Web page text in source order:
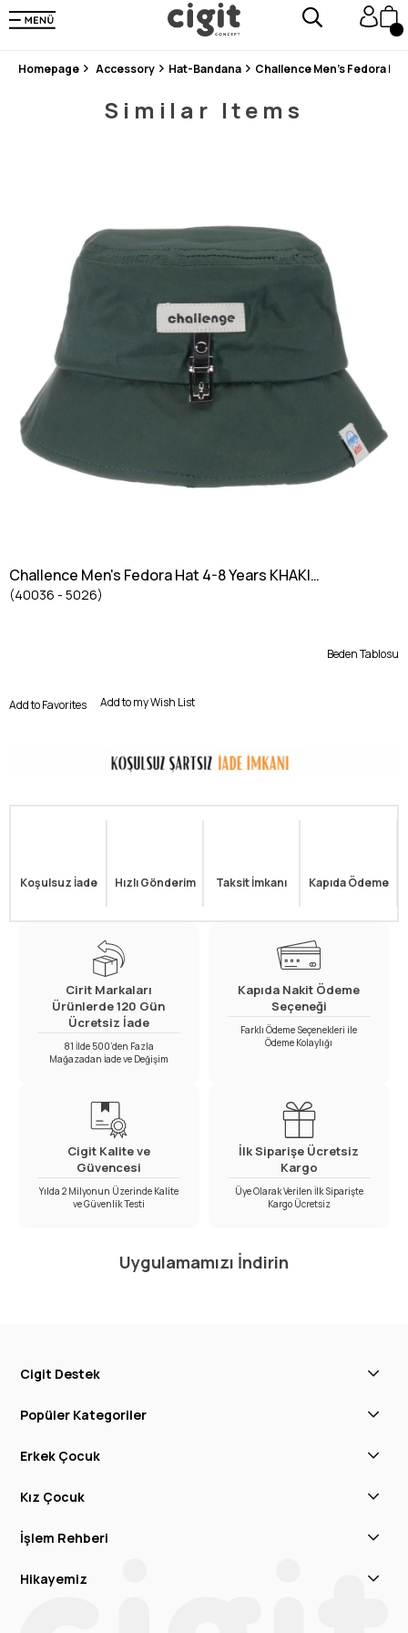
En Uygun Fiyat Garantisi !
300₺ ve Üzeri Alışverişlerde Kargo Ücretsiz !
Homepage Accessory Hat-Bandana Challence Men's Fedora Hat
Similar Items
Challence Men's Fedora Hat 4-8 Years KHAKI
GREEN
(40036 - 5026)
Beden Tablosu
Add to Favorites Add to my Wish List
Koşulsuz İade Hızlı Gönderim Taksit İmkanı Kapıda Ödeme
Cirit Markaları
Ürünlerde 120 Gün
Ücretsiz İade
81 İlde 500’den Fazla
Mağazadan İade ve Değişim
Kapıda Nakit Ödeme
Seçeneği
Farklı Ödeme Seçenekleri ile
Ödeme Kolaylığı
Cigit Kalite ve
Güvencesi
Yılda 2 Milyonun Üzerinde Kalite
ve Güvenlik Testi
İlk Siparişe Ücretsiz
Kargo
Üye Olarak Verilen İlk Siparişte
Kargo Ücretsiz
Uygulamamızı İndirin
Cigit Destek
Popüler Kategoriler
Erkek Çocuk
Kız Çocuk
İşlem Rehberi
Hikayemiz